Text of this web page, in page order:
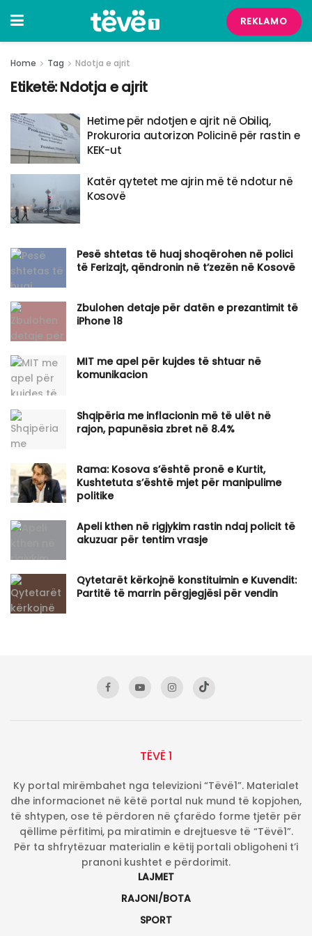
REKLAMO
Home Tag Ndotja e ajrit
Etiketë:Ndotja e ajrit
Hetime për ndotjen e ajrit në Obiliq,
Prokuroria autorizon Policinë për rastin e
KEK-ut
Katër qytetet me ajrin më të ndotur në
Kosovë
Pesë shtetas të huaj shoqërohen në polici
të Ferizajt, qëndronin në t’zezën në Kosovë
Zbulohen detaje për datën e prezantimit të
iPhone 18
MIT me apel për kujdes të shtuar në
komunikacion
Shqipëria me inflacionin më të ulët në
rajon, papunësia zbret në 8.4%
Rama: Kosova s’është pronë e Kurtit,
Kushtetuta s’është mjet për manipulime
politike
Apeli kthen në rigjykim rastin ndaj policit të
akuzuar për tentim vrasje
Qytetarët kërkojnë konstituimin e Kuvendit:
Partitë të marrin përgjegjësi për vendin
TËVË 1
Ky portal mirëmbahet nga televizioni “Tëvë1”. Materialet
dhe informacionet në këtë portal nuk mund të kopjohen,
të shtypen, ose të përdoren në çfarëdo forme tjetër për
qëllime përfitimi, pa miratimin e drejtuesve të “Tëvë1”.
Për ta shfrytëzuar materialin e këtij portali obligoheni t’i
pranoni kushtet e përdorimit.
LAJMET
RAJONI/BOTA
SPORT